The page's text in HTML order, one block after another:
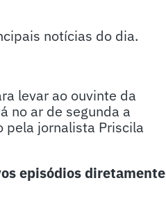
notícias do dia.
levar ao ouvinte da
no ar de segunda a
pela jornalista Priscila
episódios diretamente